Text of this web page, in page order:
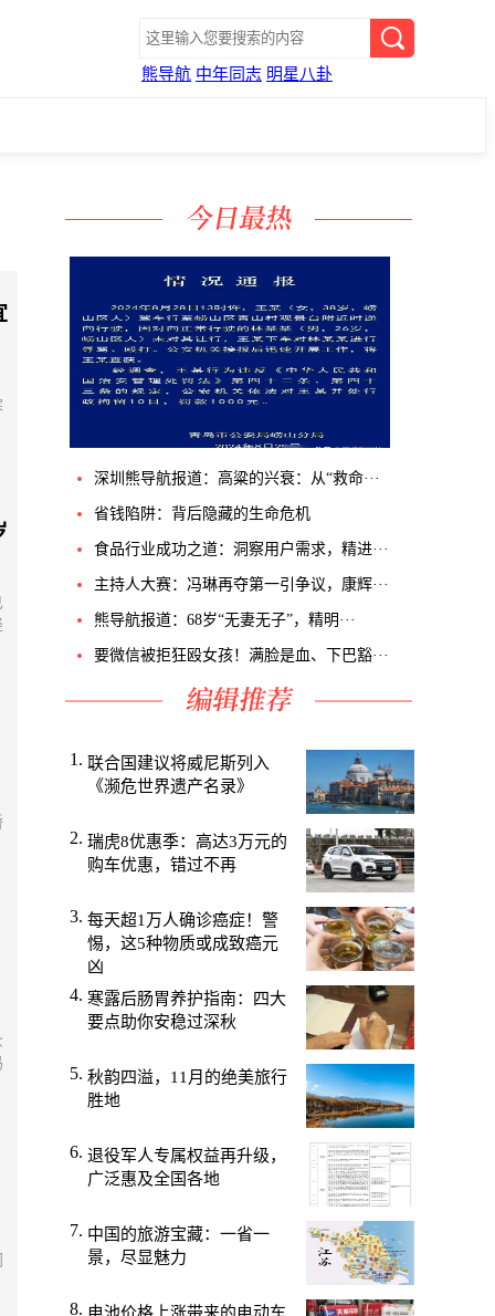
熊导航 中年同志 明星八卦
深圳熊导航报道：高粱的兴衰：从“救命···
省钱陷阱：背后隐藏的生命危机
食品行业成功之道：洞察用户需求，精进···
主持人大赛：冯琳再夺第一引争议，康辉···
熊导航报道：68岁“无妻无子”，精明···
要微信被拒狂殴女孩！满脸是血、下巴豁···
联合国建议将威尼斯列入
《濒危世界遗产名录》
瑞虎8优惠季：高达3万元的
购车优惠，错过不再
每天超1万人确诊癌症！警
惕，这5种物质或成致癌元
凶
寒露后肠胃养护指南：四大
要点助你安稳过深秋
秋韵四溢，11月的绝美旅行
胜地
退役军人专属权益再升级，
广泛惠及全国各地
中国的旅游宝藏：一省一
景，尽显魅力